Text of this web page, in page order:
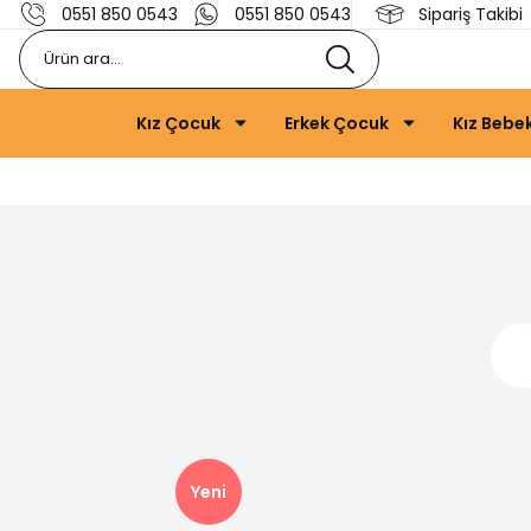
0551 850 0543 0551 850 0543 Sipariş Takibi
Kız Çocuk Erkek Çocuk Kız
Yeni